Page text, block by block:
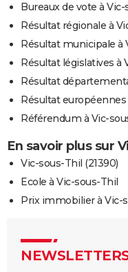
Bureaux de vote à Vic-
Résultat régionale à
Résultat municipale à
Résultat législatives à
Résultat
Résultat européennes
Référendum à Vic-
En savoir plus sur
Vic-sous-Thil (21390)
Ecole à Vic-sous-Thil
Prix immobilier à Vic-